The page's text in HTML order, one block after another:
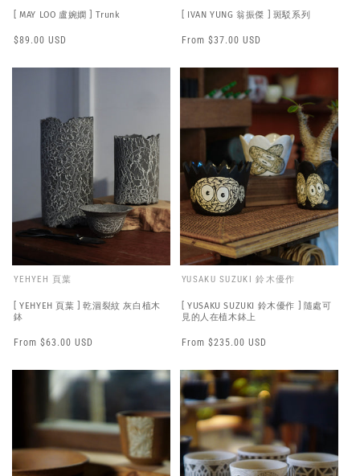
[ MAY LOO 盧婉嫻 ] Trunk
Regular
$89.00 USD
[ IVAN YUNG 翁振傑 ] 斑駁系列
Regular
From $37.00 USD
YEHYEH 頁葉
[ YEHYEH 頁葉 ] 乾涸裂紋 灰白植木
鉢
Regular
From $63.00 USD
YUSAKU SUZUKI 鈴木優作
[ YUSAKU SUZUKI 鈴木優作 ] 隨處可
見的人在植木鉢上
Regular
From $235.00 USD